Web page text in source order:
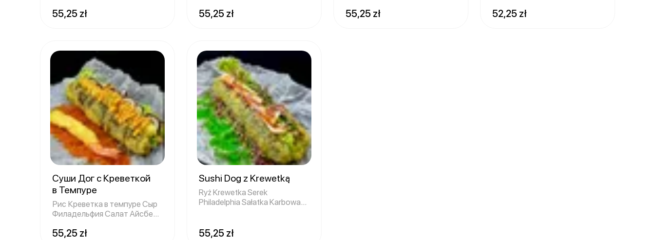
55,25 zł 55,25 zł 55,25 zł 52,25 zł
Суши Дог с Креветкой
в Темпуре
Рис Креветка в темпуре Сыр
Филадельфия Салат Айсберг
55,25 zł
Sushi Dog z Krewetką
Ryż Krewetka Serek
Philadelphia Sałatka Karbowana
55,25 zł